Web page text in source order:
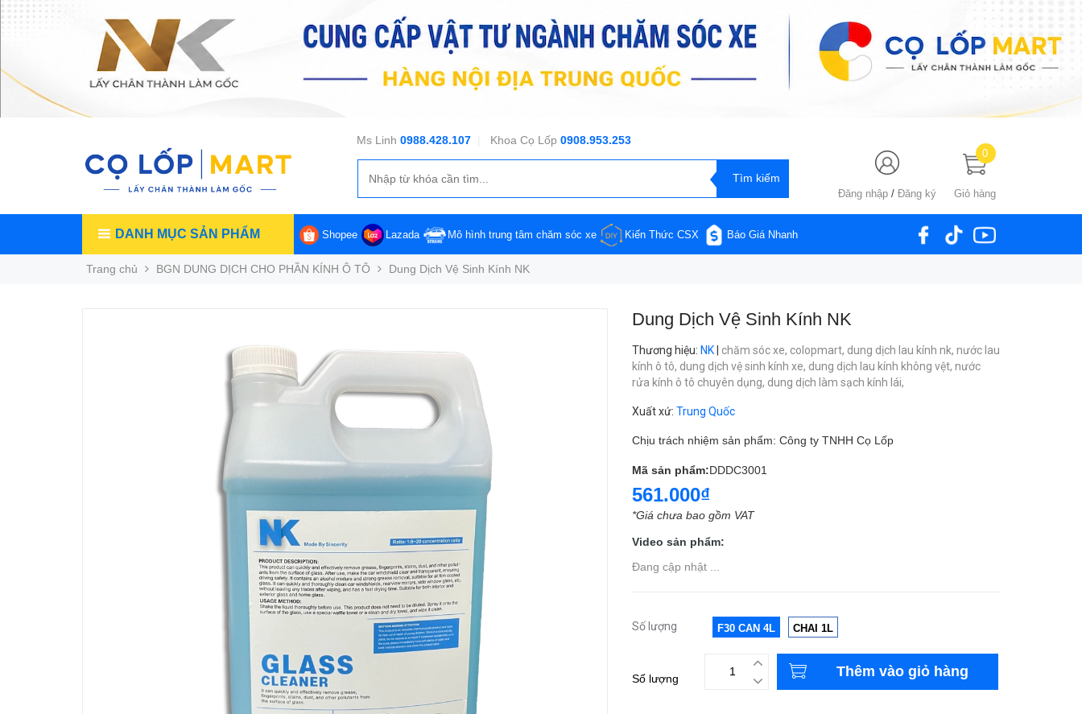
Ms Linh 0988.428.107| Khoa Cọ Lốp 0908.953.253
Đăng nhập / Đăng ký Giỏ hàng
0
DANH MỤC SẢN PHẨM Shopee Lazada Mô hình trung tâm chăm sóc xe Kiến Thức CSX Báo Giá Nhanh
Trang chủ BGN DUNG DỊCH CHO PHẦN KÍNH Ô TÔ Dung Dịch Vệ Sinh Kính NK
Dung Dịch Vệ Sinh Kính NK
Thương hiệu: NK | chăm sóc xe, colopmart, dung dịch lau kính nk, nước lau
kính ô tô, dung dịch vệ sinh kính xe, dung dịch lau kính không vệt, nước
rửa kính ô tô chuyên dụng, dung dịch làm sạch kính lái,
Xuất xứ: Trung Quốc
Chịu trách nhiệm sản phẩm: Công ty TNHH Cọ Lốp
Mã sản phẩm:DDDC3001
561.000₫
*Giá chưa bao gồm VAT
Video sản phẩm:
Đang cập nhật ...
Số lượng F30 CAN 4L CHAI 1L
Số lượng Thêm vào giỏ hàng